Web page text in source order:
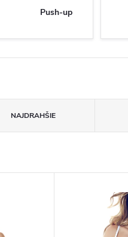
Push-up
NAJDRAHŠIE